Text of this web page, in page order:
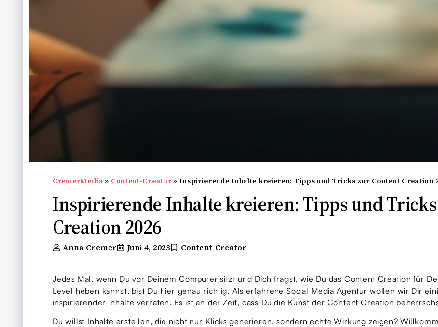
CremerMedia » Content-Creator »Inspirierende Inhalte kreieren: Tipps und Tricks zur Content Creation
Inspirierende Inhalte kreieren: Tipps und
Creation 2026
Anna Cremer Juni 4, 2023 Content-Creator
Jedes Mal, wenn Du vor Deinem Computer sitzt und Dich fragst, wie Du das Content Creation für
Level heben kannst, bist Du hier genau richtig. Als erfahrene Social Media Agentur wollen wir Dir
inspirierender Inhalte verraten. Es ist an der Zeit, dass Du die Kunst der Content Creation
Du willst Inhalte erstellen, die nicht nur Klicks generieren, sondern echte Wirkung zeigen?